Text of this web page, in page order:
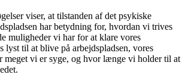
viser, at tilstanden af det psykiske
har betydning for, hvordan vi trives
muligheder vi har for at klare vores
lyst til at blive på arbejdspladsen, vores
meget vi er syge, og hvor længe vi holder til at